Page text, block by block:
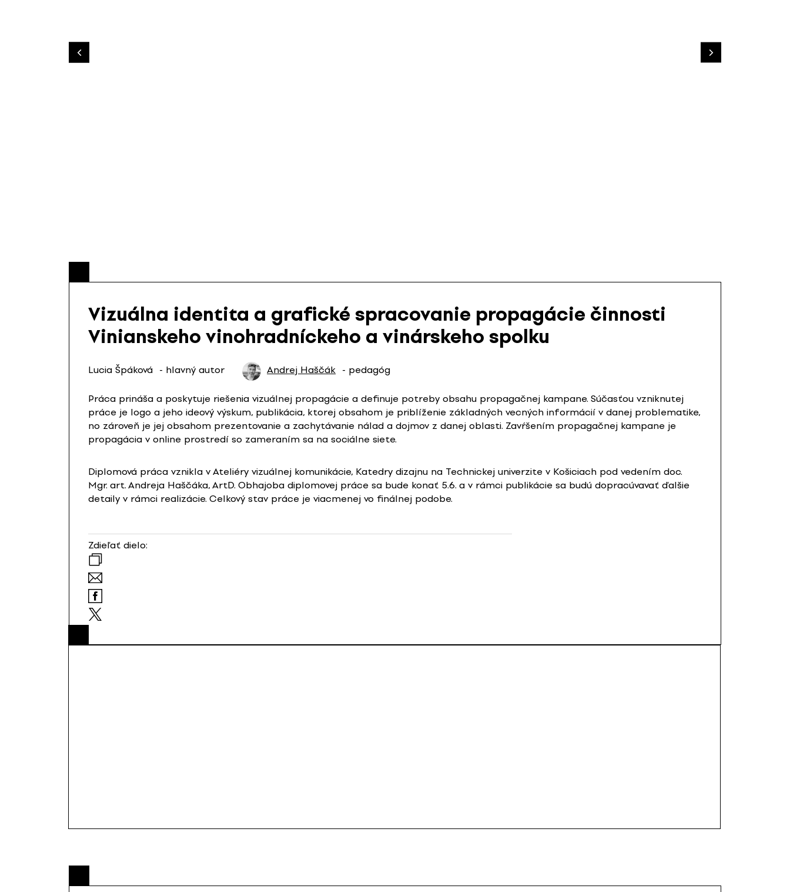
Vizuálna identita a grafické spracovanie propagácie činnosti
Vinianskeho vinohradníckeho a vinárskeho spolku
Lucia Špáková - hlavný autor Andrej Haščák - pedagóg
Práca prináša a poskytuje riešenia vizuálnej propagácie a definuje potreby obsahu propagačnej kampane. Súčasťou vzniknutej
práce je logo a jeho ideový výskum, publikácia, ktorej obsahom je priblíženie základných vecných informácií v danej problematike,
no zároveň je jej obsahom prezentovanie a zachytávanie nálad a dojmov z danej oblasti. Zavŕšením propagačnej kampane je
propagácia v online prostredí so zameraním sa na sociálne siete.
Diplomová práca vznikla v Ateliéry vizuálnej komunikácie, Katedry dizajnu na Technickej univerzite v Košiciach pod vedením doc.
Mgr. art. Andreja Haščáka, ArtD. Obhajoba diplomovej práce sa bude konať 5.6. a v rámci publikácie sa budú dopracúvavať ďalšie
detaily v rámci realizácie. Celkový stav práce je viacmenej vo finálnej podobe.
Zdieľať dielo: